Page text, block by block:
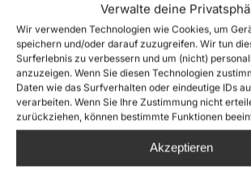
Verwalte deine
Wir verwenden Technologien wie Cookies, um
speichern und/oder darauf zuzugreifen. Wir tun
Surferlebnis zu verbessern und um (nicht)
anzuzeigen. Wenn Sie diesen Technologien
Daten wie das Surfverhalten oder eindeutige IDs
verarbeiten. Wenn Sie Ihre Zustimmung nicht
zurückziehen, können bestimmte Funktionen
Akzeptieren
Related Posts
Die extreme Rechte
Rettung von
Gegenstand einer